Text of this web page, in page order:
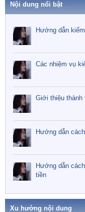
Nội dung nổi bật
Hướng dẫn
Các nhiệm vụ
Giới thiệu thành
Hướng dẫn
Hướng dẫn
tiền
Xu hướng nội dung